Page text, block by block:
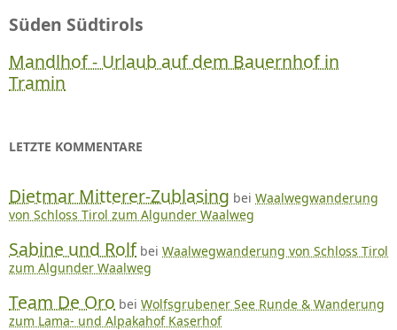
Süden Südtirols
Mandlhof - Urlaub auf dem Bauernhof in
Tramin
LETZTE KOMMENTARE
Dietmar Mitterer-Zublasing bei Waalwegwanderung
von Schloss Tirol zum Algunder Waalweg
Sabine und Rolf bei Waalwegwanderung von Schloss Tirol
zum Algunder Waalweg
Team De Oro bei Wolfsgrubener See Runde & Wanderung
zum Lama- und Alpakahof Kaserhof